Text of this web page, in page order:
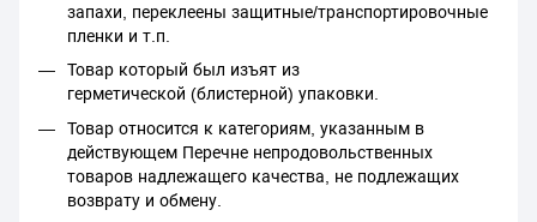
запахи, переклеены защитные/транспортировочные
пленки и т.п.
Товар который был изъят из
герметической (блистерной) упаковки.
Товар относится к категориям, указанным в
действующем Перечне непродовольственных
товаров надлежащего качества, не подлежащих
возврату и обмену.